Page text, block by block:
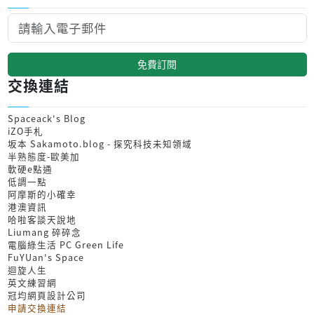
免費訂閱
交換連結
Spaceack's Blog
iZO手札
坂本 Sakamoto.blog - 探究科技未知領域
半熟態度-歐美加
軟硬e點通
低調一點
阿摩斯的小確幸
港澳資訊
哈啦客談天說地
Liumang 碎碎念
電腦綠生活 PC Green Life
FuYUan's Space
迴旋人生
英文練習網
冠均網頁設計公司
申請交換連結